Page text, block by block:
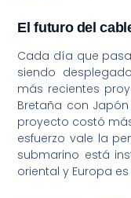
El futuro del
Cada día que
siendo
más recientes
Bretaña con
proyecto costó
esfuerzo vale la
submarino está
oriental y Europa